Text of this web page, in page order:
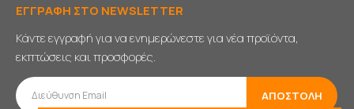
ΕΓΓΡΑΦΗ ΣΤΟ NEWSLETTER
Κάντε εγγραφή για να ενημερώνεστε για νέα προϊόντα,
εκπτώσεις και προσφορές.